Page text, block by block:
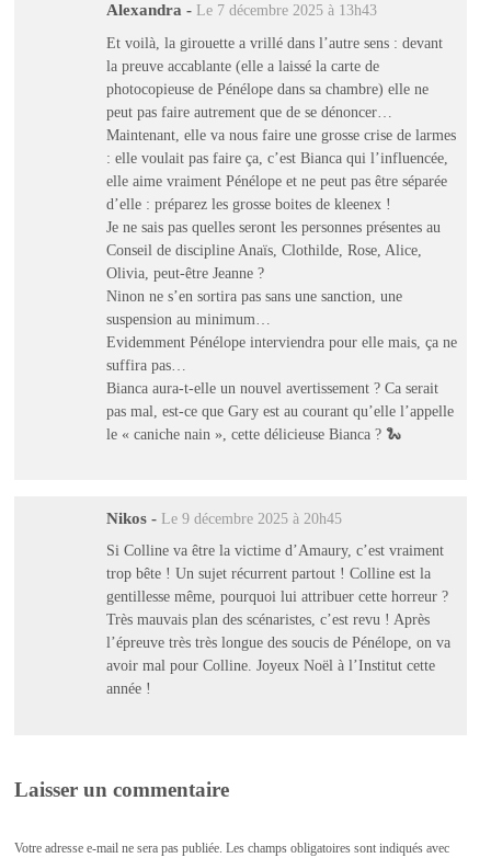
Alexandra - Le 7 décembre 2025 à 13h43
Et voilà, la girouette a vrillé dans l’autre sens : devant
la preuve accablante (elle a laissé la carte de
photocopieuse de Pénélope dans sa chambre) elle ne
peut pas faire autrement que de se dénoncer…
Maintenant, elle va nous faire une grosse crise de larmes
: elle voulait pas faire ça, c’est Bianca qui l’influencée,
elle aime vraiment Pénélope et ne peut pas être séparée
d’elle : préparez les grosse boites de kleenex !
Je ne sais pas quelles seront les personnes présentes au
Conseil de discipline Anaïs, Clothilde, Rose, Alice,
Olivia, peut-être Jeanne ?
Ninon ne s’en sortira pas sans une sanction, une
suspension au minimum…
Evidemment Pénélope interviendra pour elle mais, ça ne
suffira pas…
Bianca aura-t-elle un nouvel avertissement ? Ca serait
pas mal, est-ce que Gary est au courant qu’elle l’appelle
le « caniche nain », cette délicieuse Bianca ? 🐍
Nikos - Le 9 décembre 2025 à 20h45
Si Colline va être la victime d’Amaury, c’est vraiment
trop bête ! Un sujet récurrent partout ! Colline est la
gentillesse même, pourquoi lui attribuer cette horreur ?
Très mauvais plan des scénaristes, c’est revu ! Après
l’épreuve très très longue des soucis de Pénélope, on va
avoir mal pour Colline. Joyeux Noël à l’Institut cette
année !
Laisser un commentaire
Votre adresse e-mail ne sera pas publiée. Les champs obligatoires sont indiqués avec